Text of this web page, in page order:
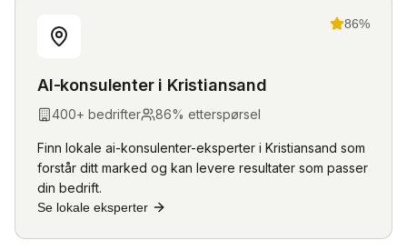
86%
AI-konsulenteri Kristiansand
400+ bedrifter 86% etterspørsel
Finn lokale ai-konsulenter-eksperter i Kristiansand som
forstår ditt marked og kan levere resultater som passer
din bedrift.
Se lokale eksperter